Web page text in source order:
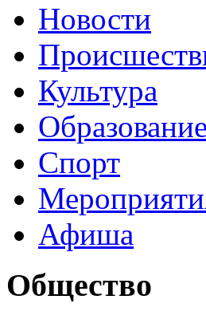
Новости
Культура
Образование
Спорт
Афиша
Общество